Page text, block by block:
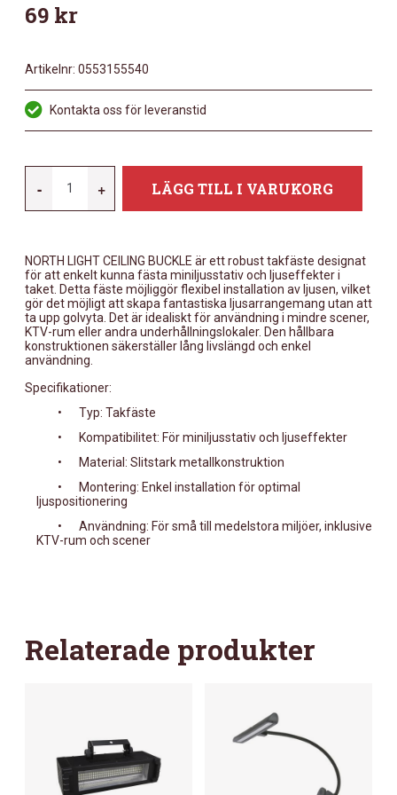
69 kr
Artikelnr: 0553155540
Kontakta oss för leveranstid
-
(FOR
MINISTAGE)
MÄNGD
+ LÄGG TILL I VARUKORG
NORTH LIGHT CEILING BUCKLE är ett robust takfäste designat
för att enkelt kunna fästa miniljusstativ och ljuseffekter i
taket. Detta fäste möjliggör flexibel installation av ljusen, vilket
gör det möjligt att skapa fantastiska ljusarrangemang utan att
ta upp golvyta. Det är idealiskt för användning i mindre scener,
KTV-rum eller andra underhållningslokaler. Den hållbara
konstruktionen säkerställer lång livslängd och enkel
användning.
Specifikationer:
•
Typ: Takfäste
•
Kompatibilitet: För miniljusstativ och ljuseffekter
•
Material: Slitstark metallkonstruktion
•
Montering: Enkel installation för optimal
ljuspositionering
•
Användning: För små till medelstora miljöer, inklusive
KTV-rum och scener
Relaterade produkter